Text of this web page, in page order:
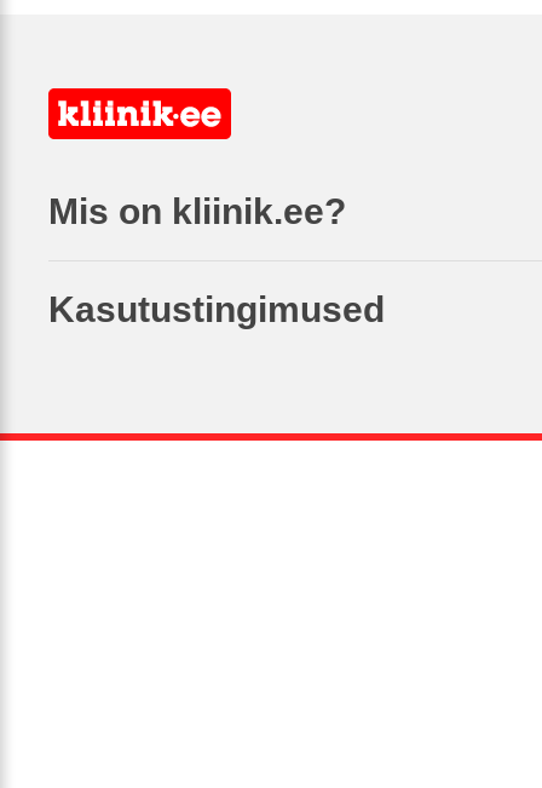
Mis on kliinik.ee?
Kasutustingimused